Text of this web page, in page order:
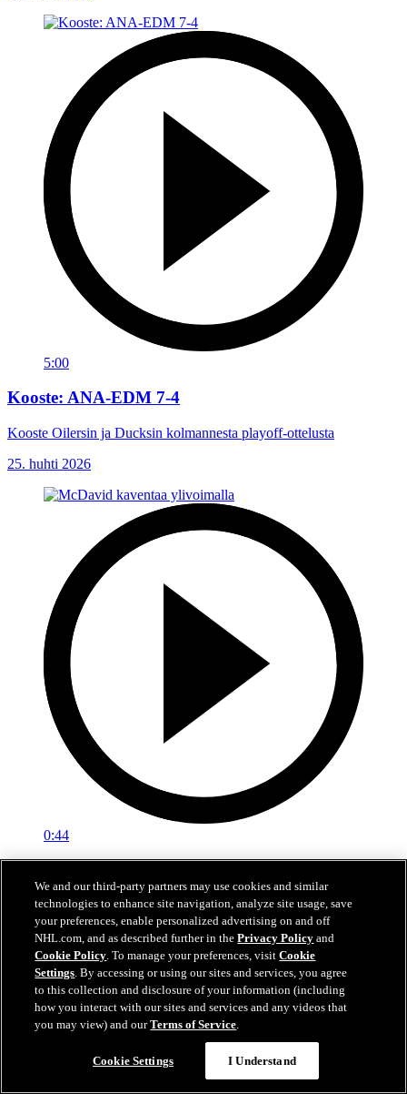
5:00
Kooste: ANA-EDM 7-4
Kooste Oilersin ja Ducksin kolmannesta playoff-ottelusta
25. huhti 2026
0:44
ANA-EDM: McDavid tuo Oilersin maalin päähän ylivoimalla
päätöserässä
25. huhti 2026
We and our third-party partners may use cookies and similar
technologies to enhance site navigation, analyze site usage, save
your preferences, enable personalized advertising on and off
NHL.com, and as described further in thePrivacy Policy and
Cookie Policy. To manage your preferences, visitCookie
Settings. By accessing or using our sites and services, you agree
to this collection and disclosure of your information (including
how you interact with our sites and services and any videos that
you may view) and ourTerms of Service.
Cookie Settings I Understand